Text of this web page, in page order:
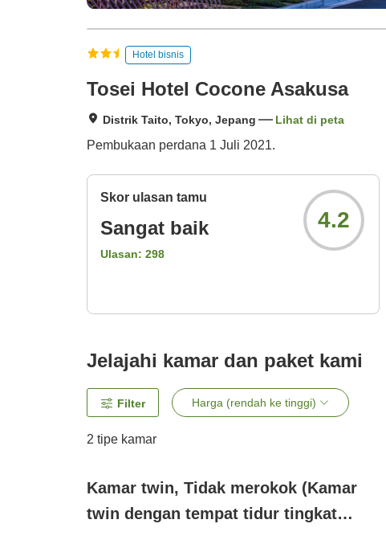
Hotel bisnis
Tosei Hotel Cocone Asakusa
Distrik Taito, Tokyo, Jepang Lihat di peta
Pembukaan perdana 1 Juli 2021.
Skor ulasan tamu
Sangat baik
Ulasan: 298
4.2
Jelajahi kamar dan paket kami
Filter Harga (rendah ke tinggi)
2 tipe kamar
Kamar twin, Tidak merokok (Kamar
twin dengan tempat tidur tingkat